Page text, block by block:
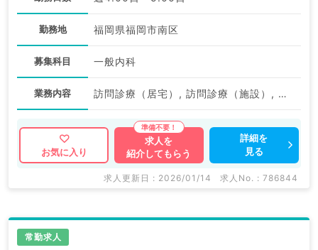
勤務地 福岡県福岡市南区
募集科目 一般内科
業務内容 訪問診療（居宅）, 訪問診療（施設）, その他
お気に入り
求人を
紹介してもらう
詳細を
見る
求人更新日 : 2026/01/14 求人No. : 786844
常勤求人